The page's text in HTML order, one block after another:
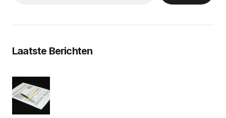
Laatste Berichten